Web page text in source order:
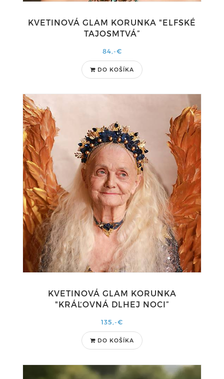
KVETINOVÁ GLAM KORUNKA "ELFSKÉ
TAJOSMTVÁ”
84,-€
DO KOŠÍKA
KVETINOVÁ GLAM KORUNKA
"KRÁĽOVNÁ DLHEJ NOCI”
135,-€
DO KOŠÍKA